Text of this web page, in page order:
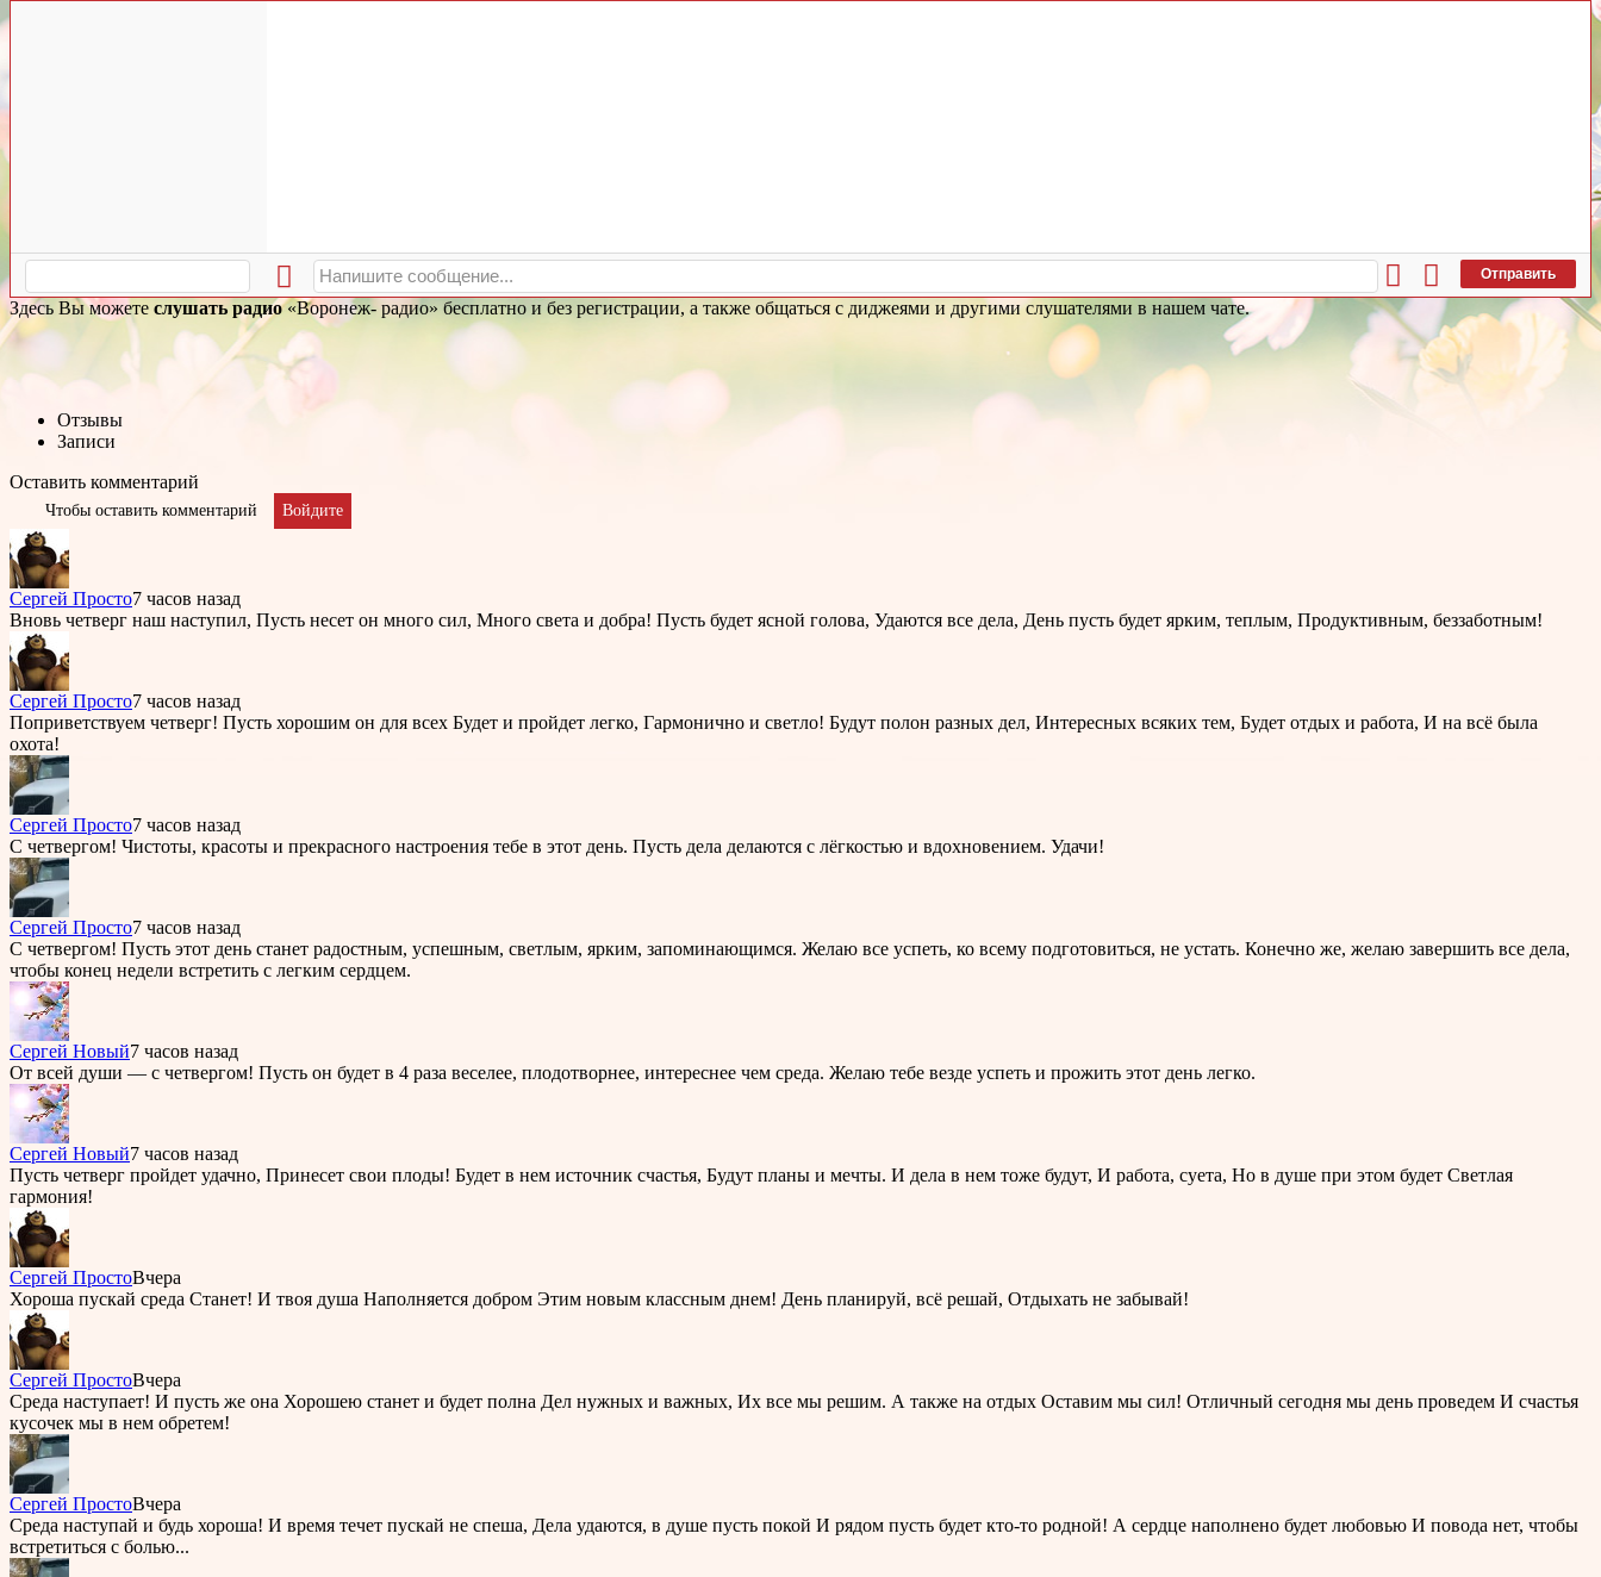
Отправить
Здесь Вы можете слушать радио«Воронеж- радио» бесплатно и без регистрации, а также общаться с диджеями и другими слушателями в нашем чате.
Отзывы
Записи
Оставить комментарий
Чтобы оставить комментарий Войдите
Сергей Просто7 часов назад
Вновь четверг наш наступил, Пусть несет он много сил, Много света и добра! Пусть будет ясной голова, Удаются все дела, День пусть будет ярким, теплым, Продуктивным, беззаботным!
Сергей Просто7 часов назад
Поприветствуем четверг! Пусть хорошим он для всех Будет и пройдет легко, Гармонично и светло! Будут полон разных дел, Интересных всяких тем, Будет отдых и работа, И на всё была
охота!
Сергей Просто7 часов назад
С четвергом! Чистоты, красоты и прекрасного настроения тебе в этот день. Пусть дела делаются с лёгкостью и вдохновением. Удачи!
Сергей Просто7 часов назад
С четвергом! Пусть этот день станет радостным, успешным, светлым, ярким, запоминающимся. Желаю все успеть, ко всему подготовиться, не устать. Конечно же, желаю завершить все дела,
чтобы конец недели встретить с легким сердцем.
Cергей Новый7 часов назад
От всей души — с четвергом! Пусть он будет в 4 раза веселее, плодотворнее, интереснее чем среда. Желаю тебе везде успеть и прожить этот день легко.
Cергей Новый7 часов назад
Пусть четверг пройдет удачно, Принесет свои плоды! Будет в нем источник счастья, Будут планы и мечты. И дела в нем тоже будут, И работа, суета, Но в душе при этом будет Светлая
гармония!
Сергей ПростоВчера
Хороша пускай среда Станет! И твоя душа Наполняется добром Этим новым классным днем! День планируй, всё решай, Отдыхать не забывай!
Сергей ПростоВчера
Среда наступает! И пусть же она Хорошею станет и будет полна Дел нужных и важных, Их все мы решим. А также на отдых Оставим мы сил! Отличный сегодня мы день проведем И счастья
кусочек мы в нем обретем!
Сергей ПростоВчера
Среда наступай и будь хороша! И время течет пускай не спеша, Дела удаются, в душе пусть покой И рядом пусть будет кто-то родной! А сердце наполнено будет любовью И повода нет, чтобы
встретиться с болью...